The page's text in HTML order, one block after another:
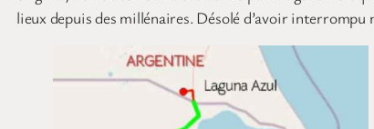
lieux depuis des millénaires. Désolé d’avoir